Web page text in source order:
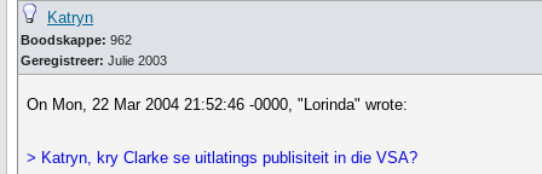
Katryn
Boodskappe: 962
Geregistreer: Julie 2003
On Mon, 22 Mar 2004 21:52:46 -0000, "Lorinda" wrote:
> Katryn, kry Clarke se uitlatings publisiteit in die VSA?